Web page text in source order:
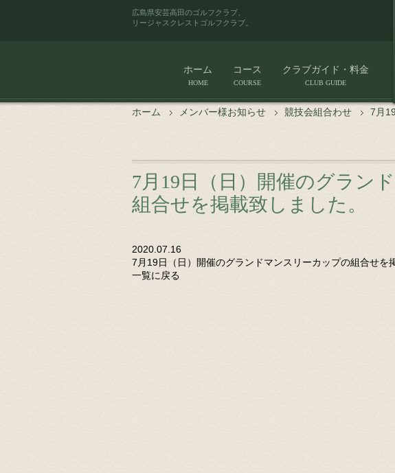
広島県安芸高田のゴルフクラブ、
リージャスクレストゴルフクラブ。
ホーム
HOME
コース
COURSE
クラブガイド・料金
CLUB GUIDE
ホーム メンバー様お知らせ 競技会組合わせ 7月
7月19日（日）開催のグラン
組合せを掲載致しました。
2020.07.16
7月19日（日）開催のグランドマンスリーカップの組合せを
一覧に戻る